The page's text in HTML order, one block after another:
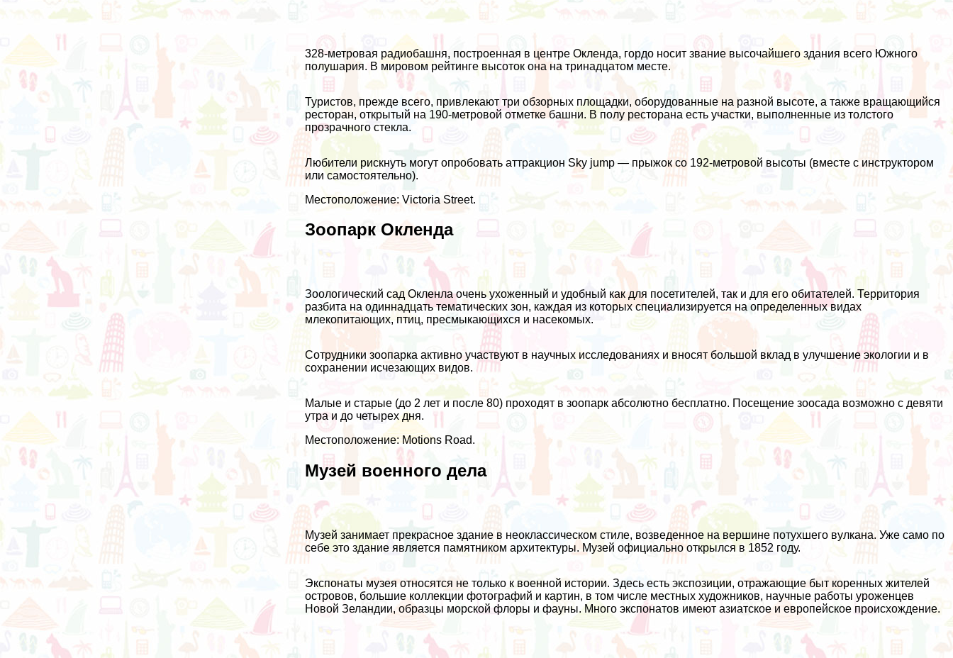
328-метровая радиобашня, построенная в центре Окленда, гордо носит звание высочайшего здания всего Южного
полушария. В мировом рейтинге высоток она на тринадцатом месте.
Туристов, прежде всего, привлекают три обзорных площадки, оборудованные на разной высоте, а также вращающийся
ресторан, открытый на 190-метровой отметке башни. В полу ресторана есть участки, выполненные из толстого
прозрачного стекла.
Любители рискнуть могут опробовать аттракцион Sky jump — прыжок со 192-метровой высоты (вместе с инструктором
или самостоятельно).
Местоположение: Victoria Street.
Зоопарк Окленда
Зоологический сад Окленла очень ухоженный и удобный как для посетителей, так и для его обитателей. Территория
разбита на одиннадцать тематических зон, каждая из которых специализируется на определенных видах
млекопитающих, птиц, пресмыкающихся и насекомых.
Сотрудники зоопарка активно участвуют в научных исследованиях и вносят большой вклад в улучшение экологии и в
сохранении исчезающих видов.
Малые и старые (до 2 лет и после 80) проходят в зоопарк абсолютно бесплатно. Посещение зоосада возможно с девяти
утра и до четырех дня.
Местоположение: Motions Road.
Музей военного дела
Музей занимает прекрасное здание в неоклассическом стиле, возведенное на вершине потухшего вулкана. Уже само по
себе это здание является памятником архитектуры. Музей официально открылся в 1852 году.
Экспонаты музея относятся не только к военной истории. Здесь есть экспозиции, отражающие быт коренных жителей
островов, большие коллекции фотографий и картин, в том числе местных художников, научные работы уроженцев
Новой Зеландии, образцы морской флоры и фауны. Много экспонатов имеют азиатское и европейское происхождение.